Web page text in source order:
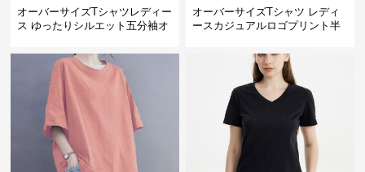
オーバーサイズTシャツレディー
ス ゆったりシルエット五分袖オ
オーバーサイズTシャツ レディ
ースカジュアルロゴプリント半